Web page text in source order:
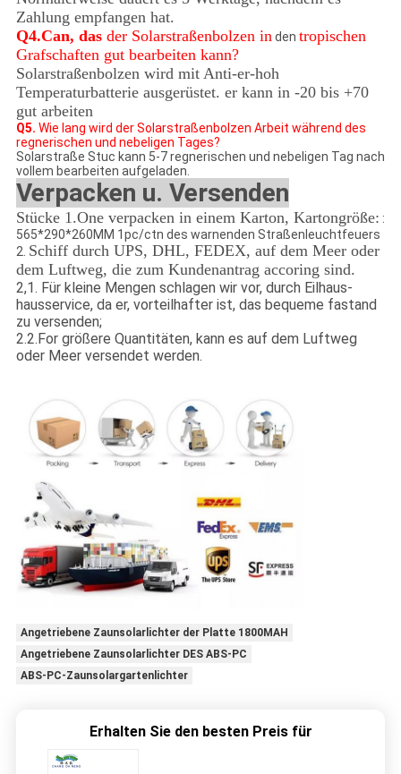
Zahlung empfangen hat.
Q4.Can, dasder Solarstraßenbolzen inden tropischen
Grafschaften gut bearbeiten kann?
Solarstraßenbolzen wird mit Anti-er-hoh
Temperaturbatterie ausgerüstet. er kann in -20 bis +70
gut arbeiten
Q5. Wie lang wird der Solarstraßenbolzen Arbeit während des
regnerischen und nebeligen Tages?
Solarstraße Stuc kann 5-7 regnerischen und nebeligen Tag nach
vollem bearbeiten aufgeladen.
Verpacken u. Versenden
Stücke 1.One verpacken in einem Karton, Kartongröße: :
565*290*260MM 1pc/ctn des warnenden Straßenleuchtfeuers
2. Schiff durch UPS, DHL, FEDEX, auf dem Meer oder
dem Luftweg, die zum Kundenantrag accoring sind.
2,1. Für kleine Mengen schlagen wir vor, durch Eilhaus-
hausservice, da er, vorteilhafter ist, das bequeme fastand
zu versenden;
2.2.For größere Quantitäten, kann es auf dem Luftweg
oder Meer versendet werden.
Angetriebene Zaunsolarlichter der Platte 1800MAH
Angetriebene Zaunsolarlichter DES ABS-PC
ABS-PC-Zaunsolargartenlichter
Erhalten Sie den besten Preis für